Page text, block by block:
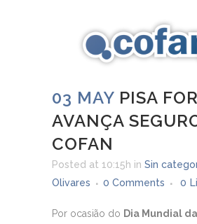
03 MAY PISA
AVANÇA
COFAN
Posted at 10:15h in Sin
Olivares
0 Comments 0
Por ocasião do Dia Mundial